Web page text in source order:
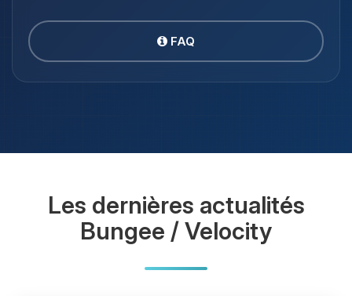
FAQ
Les dernières actualités
Bungee / Velocity